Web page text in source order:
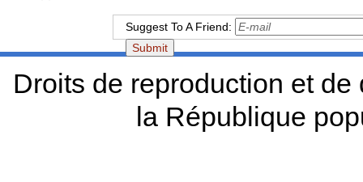
Suggest To A Friend:
Droits de reproduction et
la République